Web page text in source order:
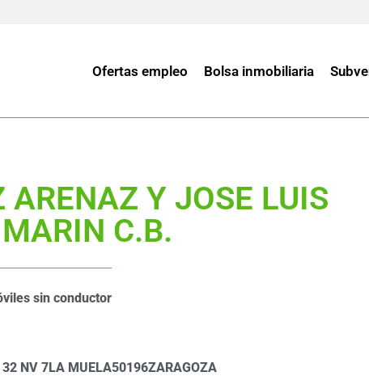
Ofertas empleo Bolsa inmobiliaria
ARENAZ Y JOSE LUIS
C.B.
sin conductor
32 NV 7LA MUELA50196ZARAGOZA